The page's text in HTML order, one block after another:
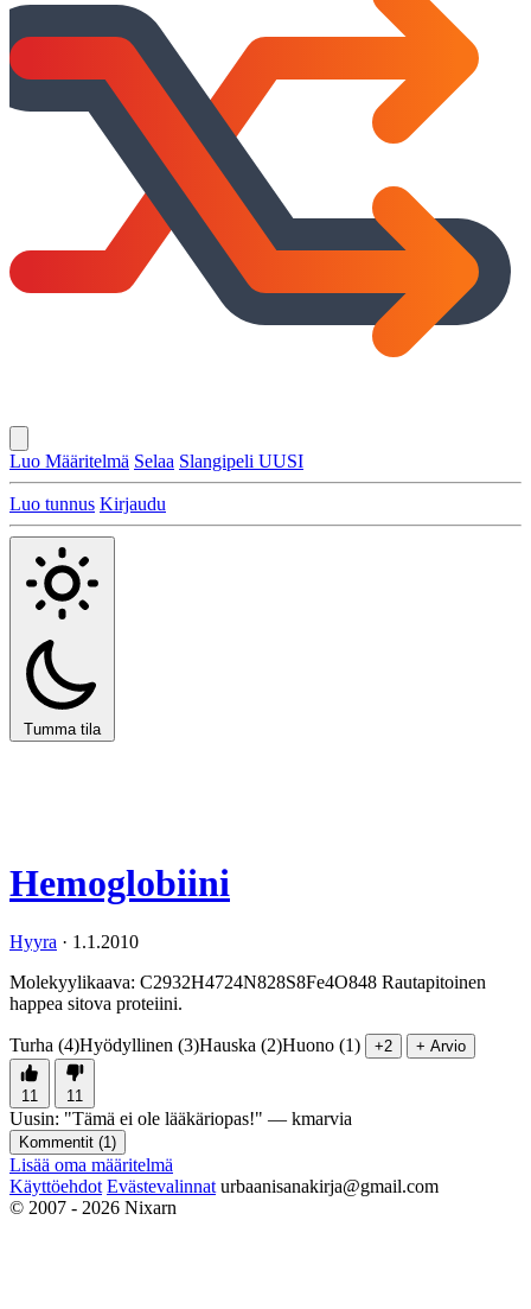
Luo Määritelmä Selaa Slangipeli UUSI
Luo tunnus Kirjaudu
Tumma tila
Hemoglobiini
Hyyra · 1.1.2010
Molekyylikaava: C2932H4724N828S8Fe4O848 Rautapitoinen
happea sitova proteiini.
Turha (4)Hyödyllinen (3)Hauska (2)Huono (1) +2 + Arvio
11 11
Uusin: "Tämä ei ole lääkäriopas!" — kmarvia
Kommentit (1 )
Lisää oma määritelmä
Käyttöehdot Evästevalinnat urbaanisanakirja@gmail.com
© 2007 - 2026 Nixarn